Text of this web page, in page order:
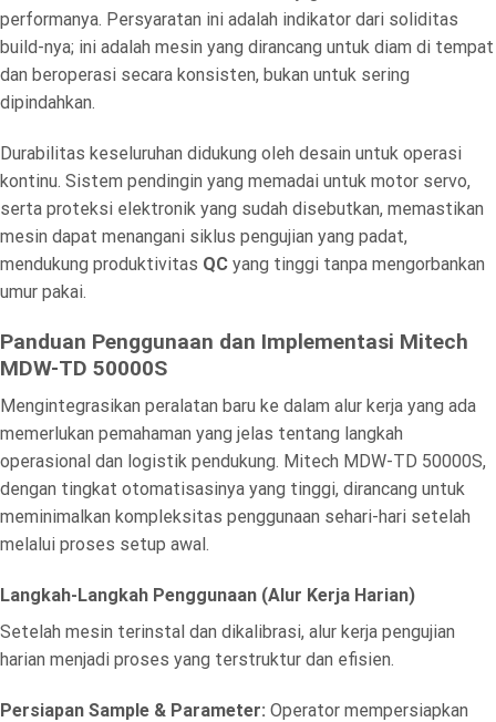
performanya. Persyaratan ini adalah indikator dari soliditas
build-nya; ini adalah mesin yang dirancang untuk diam di tempat
dan beroperasi secara konsisten, bukan untuk sering
dipindahkan.
Durabilitas keseluruhan didukung oleh desain untuk operasi
kontinu. Sistem pendingin yang memadai untuk motor servo,
serta proteksi elektronik yang sudah disebutkan, memastikan
mesin dapat menangani siklus pengujian yang padat,
mendukung produktivitas QC yang tinggi tanpa mengorbankan
umur pakai.
Panduan Penggunaan dan Implementasi Mitech
MDW-TD 50000S
Mengintegrasikan peralatan baru ke dalam alur kerja yang ada
memerlukan pemahaman yang jelas tentang langkah
operasional dan logistik pendukung. Mitech MDW-TD 50000S,
dengan tingkat otomatisasinya yang tinggi, dirancang untuk
meminimalkan kompleksitas penggunaan sehari-hari setelah
melalui proses setup awal.
Langkah-Langkah Penggunaan (Alur Kerja Harian)
Setelah mesin terinstal dan dikalibrasi, alur kerja pengujian
harian menjadi proses yang terstruktur dan efisien.
Persiapan Sample & Parameter: Operator mempersiapkan